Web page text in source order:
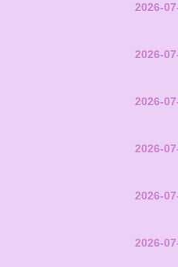
2026-
2026-
2026-
2026-
2026-
2026-